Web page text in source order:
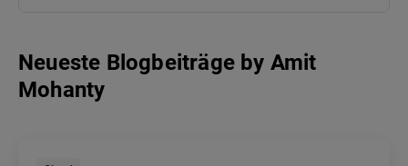
Neueste Blogbeiträge by Amit
Mohanty